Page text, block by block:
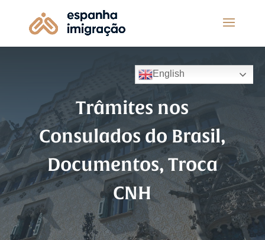
Trâmites nos
Consulados do Brasil,
Documentos, Troca
CNH
English